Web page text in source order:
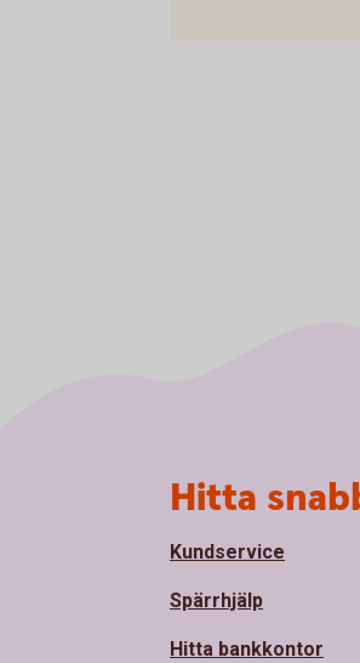
Hitta
Kundservice
Spärrhjälp
Hitta bankkontor